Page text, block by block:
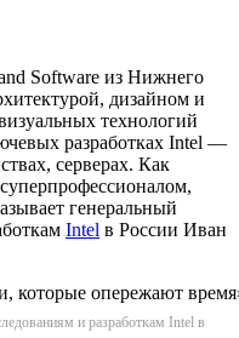
Software из Нижнего
дизайном и
технологий
разработках Intel —
серверах. Как
генеральный
Intel в России Иван
и разработкам Intel в